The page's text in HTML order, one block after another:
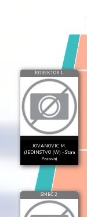
KOREKTOR 1
JOVANOVIC M.
(JEDINSTVO (W) - Stara
Pazova)
SMEČ 2